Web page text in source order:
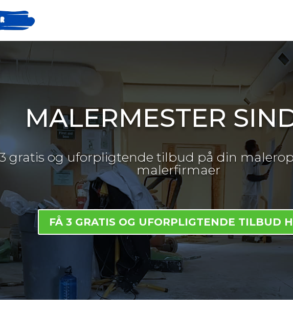
MALERMESTER
gratis og uforpligtende tilbud på din
malerfirmaer
FÅ 3 GRATIS OG UFORPLIGTENDE TILBUD